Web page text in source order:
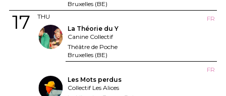
Bruxelles (BE)
THU
17
FR
La Théorie du Y
Canine Collectif
Théâtre de Poche
Bruxelles (BE)
FR
Les Mots perdus
Collectif Les Alices